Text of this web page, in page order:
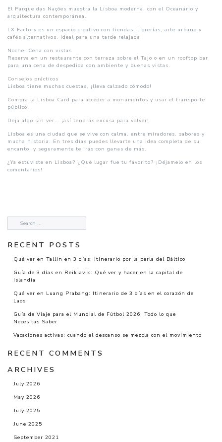
El Parque das Nações muestra la Lisboa moderna, con el Oceanário y
arquitectura contemporánea.
LX Factory es un espacio creativo con tiendas, librerías, arte urbano y
cafés alternativos. Ideal para una tarde relajada.
Noche: Cena con vistas
Reserva en un restaurante con terraza sobre el Tajo o en un rooftop bar
para una cena de despedida con ambiente y buenas vistas.
Consejos prácticos
Lisboa tiene muchas cuestas, ¡lleva calzado cómodo!
Compra la Lisboa Card para acceder a monumentos y usar el transporte
público.
Deja algo sin ver… ¡así tendrás excusa para volver!
Lisboa es una ciudad que se vive con calma, entre miradores, sabores y
mucha historia. En tres días puedes llevarte una idea completa de su
encanto, y seguramente te irás con ganas de más.
¿Ya estuviste en Lisboa? ¿Qué lugar fue tu favorito? ¡Déjamelo en los
comentarios!
RECENT POSTS
Qué ver en Tallin en 3 días: Itinerario por la perla del Báltico
Guía de 3 días en Reikiavik: Qué ver y hacer en la capital de
Islandia
Qué ver en Luang Prabang: Itinerario de 3 días en el corazón de
Laos
Guía de Viaje para el Mundial de Fútbol 2026: Todo lo que
Necesitas Saber
Vacaciones activas: cuando el descanso se mezcla con el movimiento
RECENT COMMENTS
ARCHIVES
July 2026
May 2026
July 2025
June 2025
September 2021